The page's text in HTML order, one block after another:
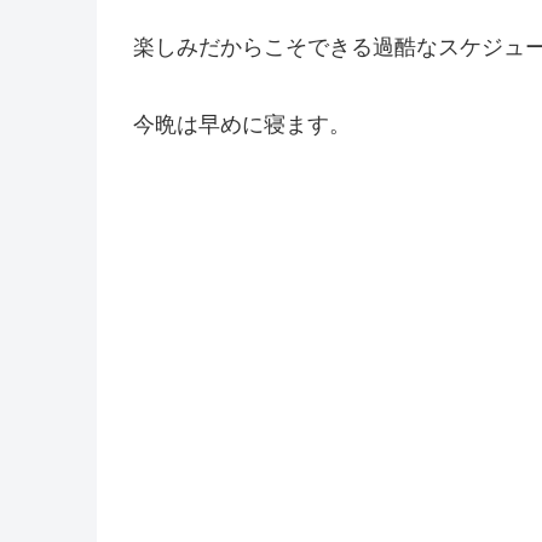
楽しみだからこそできる過酷なスケジュ
今晩は早めに寝ます。